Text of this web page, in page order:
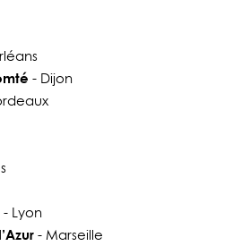
- Dijon
- Lyon
- Marseille